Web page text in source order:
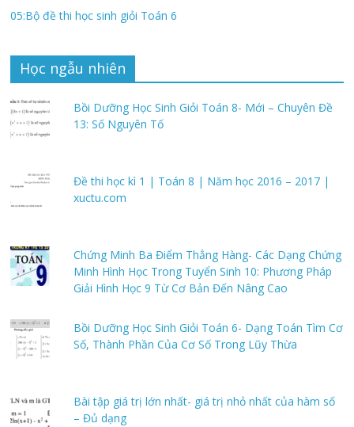
05:Bộ đề thi học sinh giỏi Toán 6
Học ngẫu nhiên
Bồi Dưỡng Học Sinh Giỏi Toán 8- Mới – Chuyên Đề
13: Số Nguyên Tố
Đề thi học kì 1 | Toán 8 | Năm học 2016 – 2017 |
xuctu.com
Chứng Minh Ba Điểm Thẳng Hàng- Các Dạng Chứng
Minh Hình Học Trong Tuyển Sinh 10: Phương Pháp
Giải Hình Học 9 Từ Cơ Bản Đến Nâng Cao
Bồi Dưỡng Học Sinh Giỏi Toán 6- Dạng Toán Tìm Cơ
Số, Thành Phần Của Cơ Số Trong Lũy Thừa
Bài tập giá trị lớn nhất- giá trị nhỏ nhất của hàm số
– Đủ dạng